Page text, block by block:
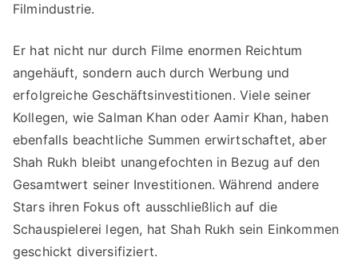
Filmindustrie.
Er hat nicht nur durch Filme enormen Reichtum
angehäuft, sondern auch durch Werbung und
erfolgreiche Geschäftsinvestitionen. Viele seiner
Kollegen, wie Salman Khan oder Aamir Khan, haben
ebenfalls beachtliche Summen erwirtschaftet, aber
Shah Rukh bleibt unangefochten in Bezug auf den
Gesamtwert seiner Investitionen. Während andere
Stars ihren Fokus oft ausschließlich auf die
Schauspielerei legen, hat Shah Rukh sein Einkommen
geschickt diversifiziert.